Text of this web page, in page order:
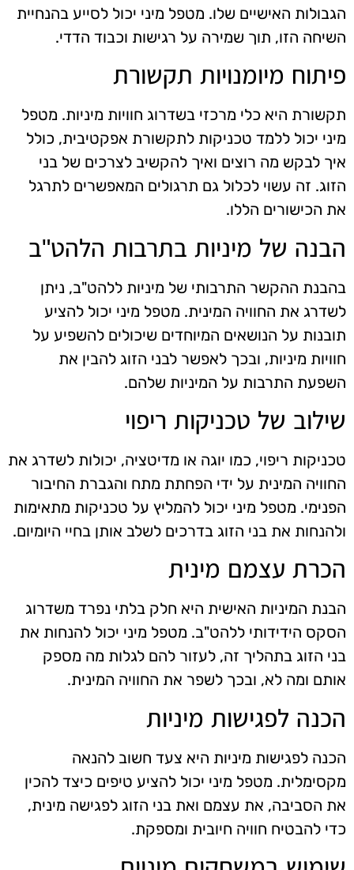
הגבולות האישיים שלו. מטפל מיני יכול לסייע בהנחיית
השיחה הזו, תוך שמירה על רגישות וכבוד הדדי.
פיתוח מיומנויות תקשורת
תקשורת היא כלי מרכזי בשדרוג חוויות מיניות. מטפל
מיני יכול ללמד טכניקות לתקשורת אפקטיבית, כולל
איך לבקש מה רוצים ואיך להקשיב לצרכים של בני
הזוג. זה עשוי לכלול גם תרגולים המאפשרים לתרגל
את הכישורים הללו.
הבנה של מיניות בתרבות הלהט"ב
בהבנת ההקשר התרבותי של מיניות ללהט"ב, ניתן
לשדרג את החוויה המינית. מטפל מיני יכול להציע
תובנות על הנושאים המיוחדים שיכולים להשפיע על
חוויות מיניות, ובכך לאפשר לבני הזוג להבין את
השפעת התרבות על המיניות שלהם.
שילוב של טכניקות ריפוי
טכניקות ריפוי, כמו יוגה או מדיטציה, יכולות לשדרג את
החוויה המינית על ידי הפחתת מתח והגברת החיבור
הפנימי. מטפל מיני יכול להמליץ על טכניקות מתאימות
ולהנחות את בני הזוג בדרכים לשלב אותן בחיי היומיום.
הכרת עצמם מינית
הבנת המיניות האישית היא חלק בלתי נפרד משדרוג
הסקס הידידותי ללהט"ב. מטפל מיני יכול להנחות את
בני הזוג בתהליך זה, לעזור להם לגלות מה מספק
אותם ומה לא, ובכך לשפר את החוויה המינית.
הכנה לפגישות מיניות
הכנה לפגישות מיניות היא צעד חשוב להנאה
מקסימלית. מטפל מיני יכול להציע טיפים כיצד להכין
את הסביבה, את עצמם ואת בני הזוג לפגישה מינית,
כדי להבטיח חוויה חיובית ומספקת.